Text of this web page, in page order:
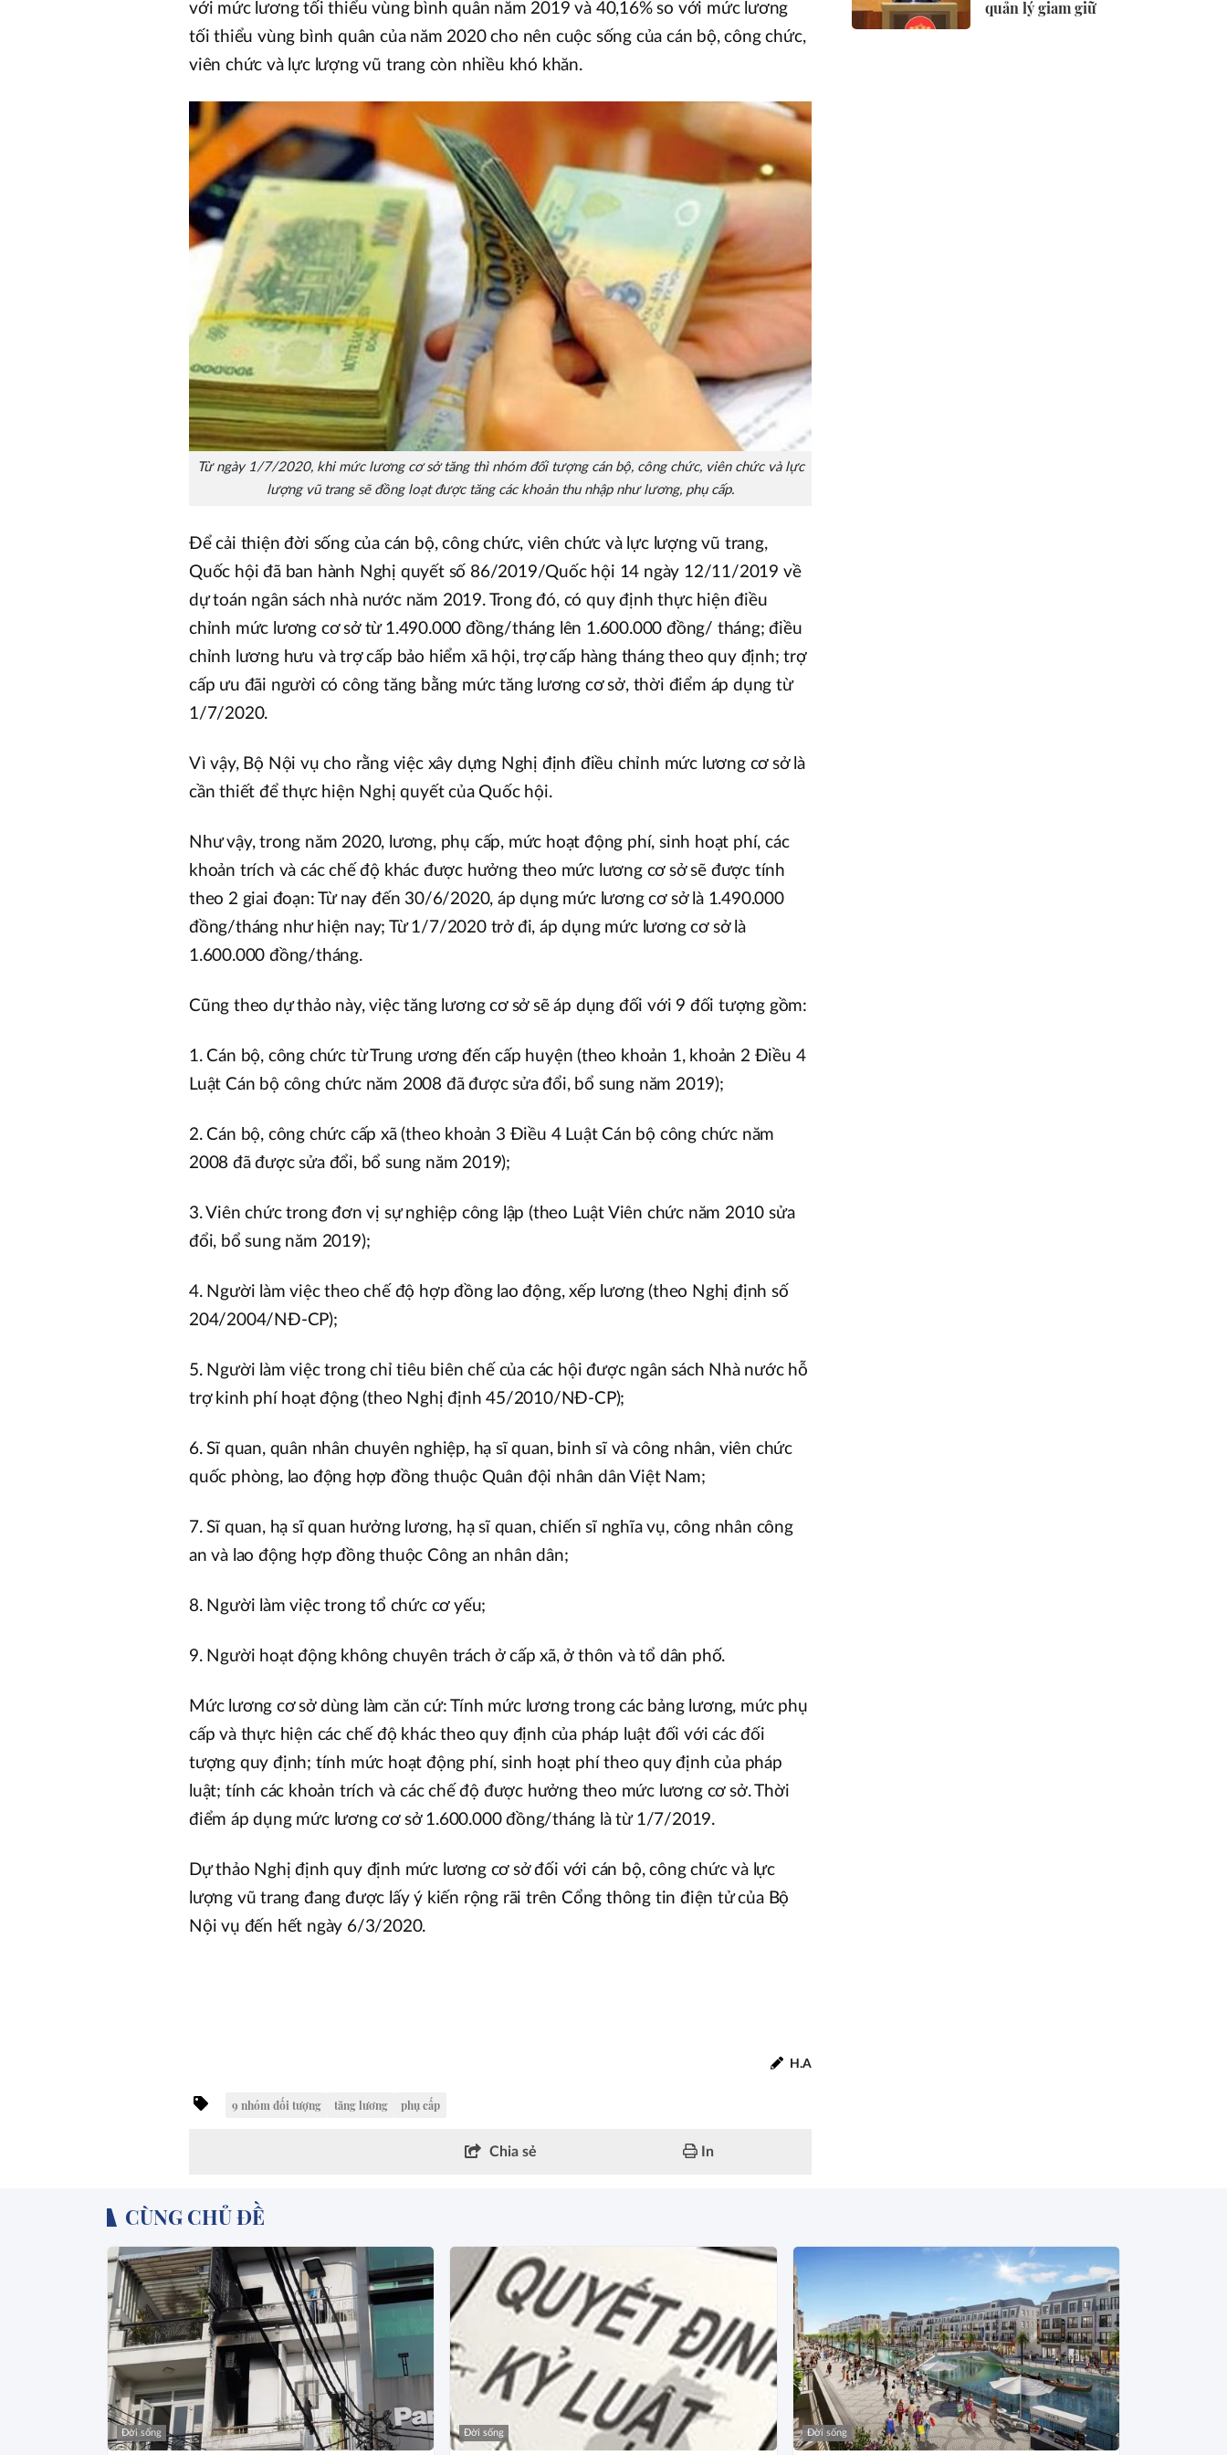
với mức lương tối thiểu vùng bình quân năm 2019 và 40,16% so với mức lương
tối thiểu vùng bình quân của năm 2020 cho nên cuộc sống của cán bộ, công chức,
viên chức và lực lượng vũ trang còn nhiều khó khăn.
Từ ngày 1/7/2020, khi mức lương cơ sở tăng thì nhóm đối tượng cán bộ, công chức, viên chức và lực
lượng vũ trang sẽ đồng loạt được tăng các khoản thu nhập như lương, phụ cấp.
Để cải thiện đời sống của cán bộ, công chức, viên chức và lực lượng vũ trang,
Quốc hội đã ban hành Nghị quyết số 86/2019/Quốc hội 14 ngày 12/11/2019 về
dự toán ngân sách nhà nước năm 2019. Trong đó, có quy định thực hiện điều
chỉnh mức lương cơ sở từ 1.490.000 đồng/tháng lên 1.600.000 đồng/ tháng; điều
chỉnh lương hưu và trợ cấp bảo hiểm xã hội, trợ cấp hàng tháng theo quy định; trợ
cấp ưu đãi người có công tăng bằng mức tăng lương cơ sở, thời điểm áp dụng từ
1/7/2020.
Vì vậy, Bộ Nội vụ cho rằng việc xây dựng Nghị định điều chỉnh mức lương cơ sở là
cần thiết để thực hiện Nghị quyết của Quốc hội.
Như vậy, trong năm 2020, lương, phụ cấp, mức hoạt động phí, sinh hoạt phí, các
khoản trích và các chế độ khác được hưởng theo mức lương cơ sở sẽ được tính
theo 2 giai đoạn: Từ nay đến 30/6/2020, áp dụng mức lương cơ sở là 1.490.000
đồng/tháng như hiện nay; Từ 1/7/2020 trở đi, áp dụng mức lương cơ sở là
1.600.000 đồng/tháng.
Cũng theo dự thảo này, việc tăng lương cơ sở sẽ áp dụng đối với 9 đối tượng gồm:
1. Cán bộ, công chức từ Trung ương đến cấp huyện (theo khoản 1, khoản 2 Điều 4
Luật Cán bộ công chức năm 2008 đã được sửa đổi, bổ sung năm 2019);
2. Cán bộ, công chức cấp xã (theo khoản 3 Điều 4 Luật Cán bộ công chức năm
2008 đã được sửa đổi, bổ sung năm 2019);
3. Viên chức trong đơn vị sự nghiệp công lập (theo Luật Viên chức năm 2010 sửa
đổi, bổ sung năm 2019);
4. Người làm việc theo chế độ hợp đồng lao động, xếp lương (theo Nghị định số
204/2004/NĐ-CP);
5. Người làm việc trong chỉ tiêu biên chế của các hội được ngân sách Nhà nước hỗ
trợ kinh phí hoạt động (theo Nghị định 45/2010/NĐ-CP);
6. Sĩ quan, quân nhân chuyên nghiệp, hạ sĩ quan, binh sĩ và công nhân, viên chức
quốc phòng, lao động hợp đồng thuộc Quân đội nhân dân Việt Nam;
7. Sĩ quan, hạ sĩ quan hưởng lương, hạ sĩ quan, chiến sĩ nghĩa vụ, công nhân công
an và lao động hợp đồng thuộc Công an nhân dân;
8. Người làm việc trong tổ chức cơ yếu;
9. Người hoạt động không chuyên trách ở cấp xã, ở thôn và tổ dân phố.
Mức lương cơ sở dùng làm căn cứ: Tính mức lương trong các bảng lương, mức phụ
cấp và thực hiện các chế độ khác theo quy định của pháp luật đối với các đối
tượng quy định; tính mức hoạt động phí, sinh hoạt phí theo quy định của pháp
luật; tính các khoản trích và các chế độ được hưởng theo mức lương cơ sở. Thời
điểm áp dụng mức lương cơ sở 1.600.000 đồng/tháng là từ 1/7/2019.
Dự thảo Nghị định quy định mức lương cơ sở đối với cán bộ, công chức và lực
lượng vũ trang đang được lấy ý kiến rộng rãi trên Cổng thông tin điện tử của Bộ
Nội vụ đến hết ngày 6/3/2020.
H.A
9 nhóm đối tượng tăng lương phụ cấp
Chia sẻ In
quản lý giam giữ
CÙNG CHỦ ĐỀ
Đời sống Đời sống Đời sống